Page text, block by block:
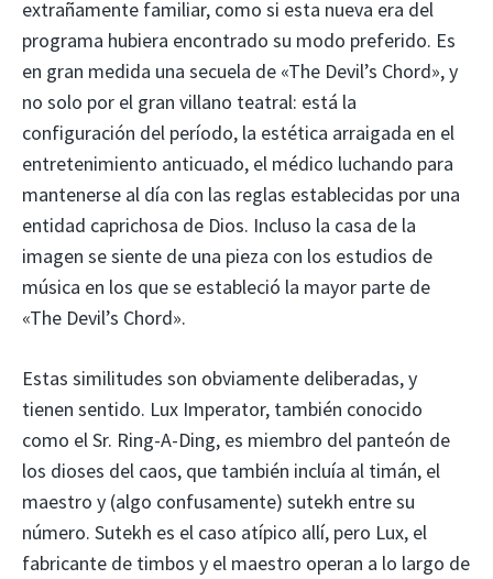
extrañamente familiar, como si esta nueva era del
programa hubiera encontrado su modo preferido. Es
en gran medida una secuela de «The Devil’s Chord», y
no solo por el gran villano teatral: está la
configuración del período, la estética arraigada en el
entretenimiento anticuado, el médico luchando para
mantenerse al día con las reglas establecidas por una
entidad caprichosa de Dios. Incluso la casa de la
imagen se siente de una pieza con los estudios de
música en los que se estableció la mayor parte de
«The Devil’s Chord».
Estas similitudes son obviamente deliberadas, y
tienen sentido. Lux Imperator, también conocido
como el Sr. Ring-A-Ding, es miembro del panteón de
los dioses del caos, que también incluía al timán, el
maestro y (algo confusamente) sutekh entre su
número. Sutekh es el caso atípico allí, pero Lux, el
fabricante de timbos y el maestro operan a lo largo de